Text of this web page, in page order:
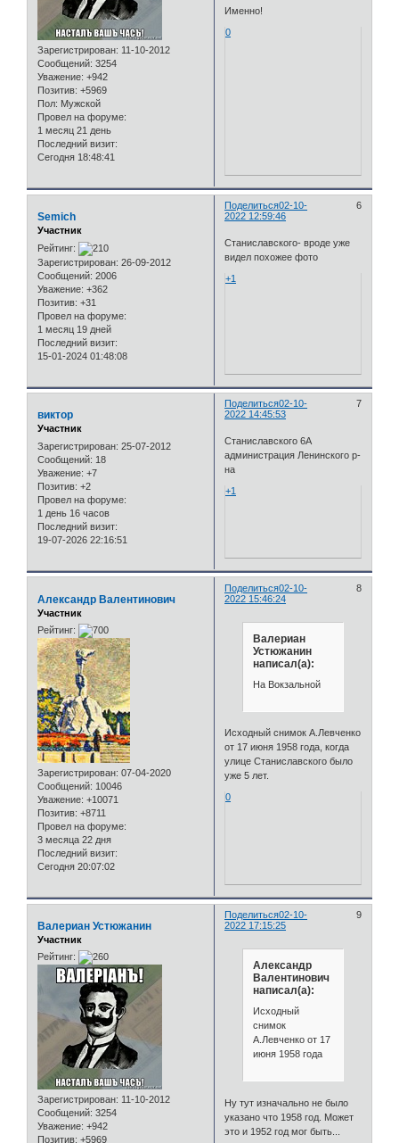
Зарегистрирован: 11-10-2012
Сообщений: 3254
Уважение: +942
Позитив: +5969
Пол: Мужской
Провел на форуме:
1 месяц 21 день
Последний визит:
Сегодня 18:48:41
Именно!
0
Поделиться 6
02-10-
2022 12:59:46
Semich
Участник
Рейтинг:
Зарегистрирован: 26-09-2012
Сообщений: 2006
Уважение: +362
Позитив: +31
Провел на форуме:
1 месяц 19 дней
Последний визит:
15-01-2024 01:48:08
Станиславского- вроде уже
видел похожее фото
+1
Поделиться 7
02-10-
2022 14:45:53
виктор
Участник
Зарегистрирован: 25-07-2012
Сообщений: 18
Уважение: +7
Позитив: +2
Провел на форуме:
1 день 16 часов
Последний визит:
19-07-2026 22:16:51
Станиславского 6А
администрация Ленинского р-
на
+1
Поделиться 8
02-10-
2022 15:46:24
Александр Валентинович
Участник
Рейтинг:
Зарегистрирован: 07-04-2020
Сообщений: 10046
Уважение: +10071
Позитив: +8711
Провел на форуме:
3 месяца 22 дня
Последний визит:
Сегодня 20:07:02
Валериан
Устюжанин
написал(а):
На Вокзальной
Исходный снимок А.Левченко
от 17 июня 1958 года, когда
улице Станиславского было
уже 5 лет.
0
Поделиться 9
02-10-
2022 17:15:25
Валериан Устюжанин
Участник
Рейтинг:
Зарегистрирован: 11-10-2012
Сообщений: 3254
Уважение: +942
Позитив: +5969
Александр
Валентинович
написал(а):
Исходный
снимок
А.Левченко от 17
июня 1958 года
Ну тут изначально не было
указано что 1958 год. Может
это и 1952 год мог быть...